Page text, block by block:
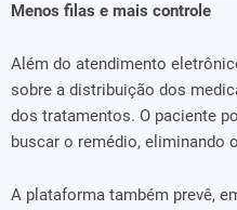
Menos filas e mais controle
Além do atendimento
sobre a distribuição dos
dos tratamentos. O paciente
buscar o remédio, eliminando
A plataforma também prevê,